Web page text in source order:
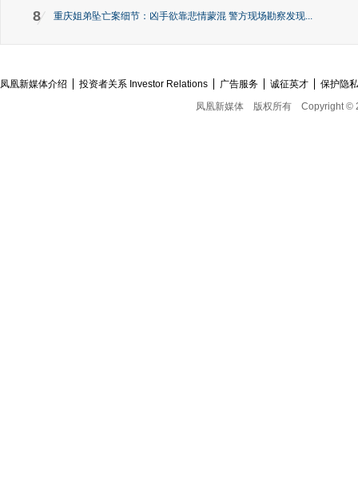
8 重庆姐弟坠亡案细节：凶手欲靠悲情蒙混 警方现场勘察发现...
凤凰新媒体介绍 投资者关系 Investor Relations 广告服务 诚征英才
保护隐
凤凰新媒体
版权所有 Copyright ©